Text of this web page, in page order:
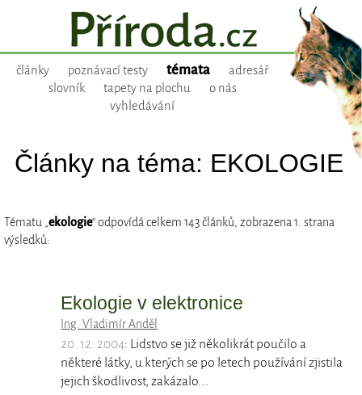
články poznávací testy témata
adresář
slovník
tapety na plochu
o nás
vyhledávání
Články na téma: EKOLOGIE
Tématu „ekologie“ odpovídá celkem 143 článků, zobrazena 1. strana
výsledků:
Ekologie v elektronice
Ing. Vladimír Anděl
20. 12. 2004: Lidstvo se již několikrát poučilo a
některé látky, u kterých se po letech používání zjistila
jejich škodlivost, zakázalo.…